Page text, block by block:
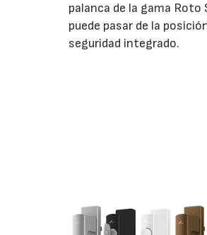
palanca de la gama
puede pasar de la
seguridad integrado.